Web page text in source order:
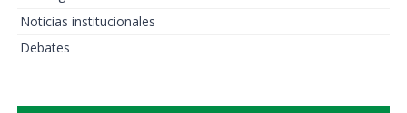
Noticias institucionales
Debates